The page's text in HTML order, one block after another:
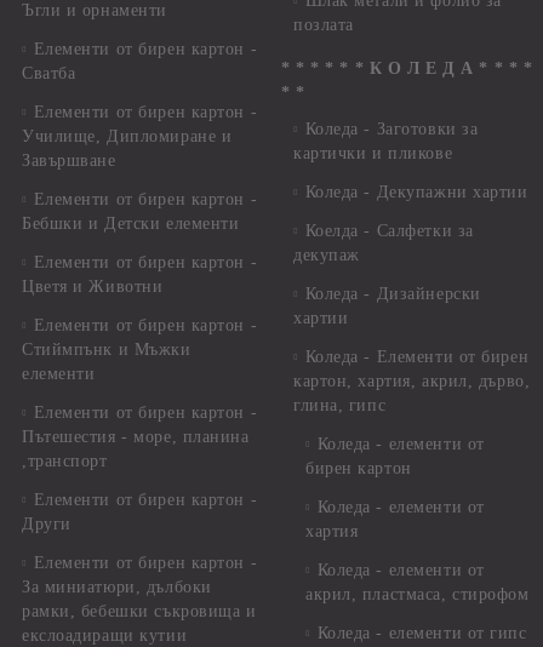
Ъгли и орнаменти
Елементи от бирен картон -
Сватба
Елементи от бирен картон -
Училище, Дипломиране и
Завършване
Елементи от бирен картон -
Бебшки и Детски елементи
Елементи от бирен картон -
Цветя и Животни
Елементи от бирен картон -
Стиймпънк и Мъжки
елементи
Елементи от бирен картон -
Пътешестия - море, планина
,транспорт
Елементи от бирен картон -
Други
Елементи от бирен картон -
За миниатюри, дълбоки
рамки, бебешки съкровища и
екслоадиращи кутии
позлата
* * * * * * К О Л Е Д А * * * *
* *
Коледа - Заготовки за
картички и пликове
Коледа - Декупажни хартии
Коелда - Салфетки за
декупаж
Коледа - Дизайнерски
хартии
Коледа - Eлементи от бирен
картон, хартия, акрил, дърво,
глина, гипс
Коледа - елементи от
бирен картон
Коледа - елементи от
хартия
Коледа - елементи от
акрил, пластмаса, стирофом
Коледа - елементи от гипс